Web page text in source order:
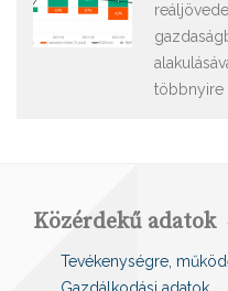
többnyire
Közérdekű adatok
Tevékenységre,